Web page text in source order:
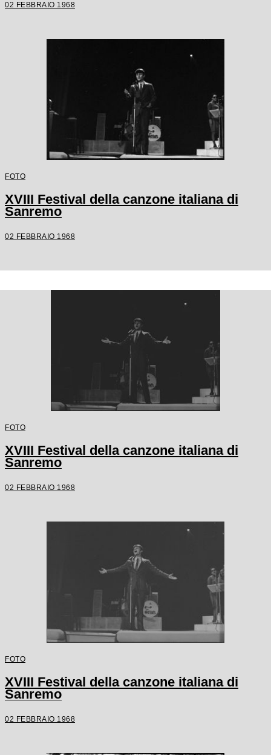
02 FEBBRAIO 1968
FOTO
XVIII Festival della canzone italiana di
Sanremo
02 FEBBRAIO 1968
FOTO
XVIII Festival della canzone italiana di
Sanremo
02 FEBBRAIO 1968
FOTO
XVIII Festival della canzone italiana di
Sanremo
02 FEBBRAIO 1968